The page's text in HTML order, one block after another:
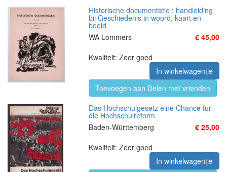
Historische documentatie : handleiding
bij Geschiedenis in woord, kaart en
beeld
WA Lommers
€ 45,00
Kwaliteit: Zeer goed
In winkelwagentje
Toevoegen aan Delen met vrienden
Das Hochschulgesetz eine Chance fur
die Hochschulreform
Baden-Württemberg
€ 25,00
Kwaliteit: Zeer goed
In winkelwagentje